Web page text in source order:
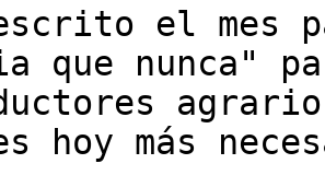
el mes
que nunca"
hoy más